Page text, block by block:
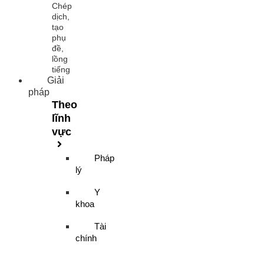
Chép
dịch,
tạo
phụ
đề,
lồng
tiếng
Giải
pháp
Theo
lĩnh
vực
Pháp
lý
Y
khoa
Tài
chính